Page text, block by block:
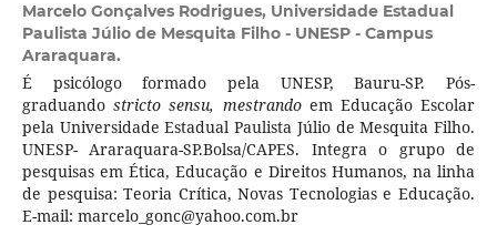
Marcelo Gonçalves Rodrigues, Universidade Estadual
Paulista Júlio de Mesquita Filho - UNESP - Campus
Araraquara.
É psicólogo formado pela UNESP, Bauru-SP. Pós-
graduandostricto sensu, mestrandoem Educação Escolar
pela Universidade Estadual Paulista Júlio de Mesquita Filho.
UNESP- Araraquara-SP.Bolsa/CAPES. Integra o grupo de
pesquisas em Ética, Educação e Direitos Humanos, na linha
de pesquisa: Teoria Crítica, Novas Tecnologias e Educação.
E-mail: marcelo_gonc@yahoo.com.br